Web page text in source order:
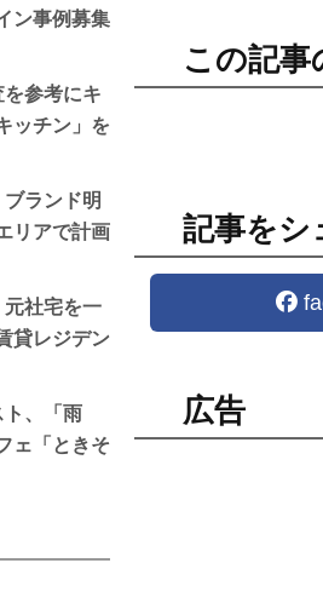
この記事
記事をシ
広告
ン事例募集
参考にキ
ッチン」を
ランド明
リアで計画
社宅を一
貸レジデン
、「雨
ェ「ときそ